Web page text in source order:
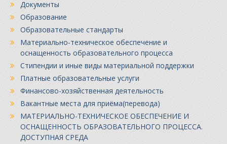
Документы
Образование
Образовательные стандарты
Материально-техническое обеспечение и
оснащенность образовательного процесса
Стипендии и иные виды материальной поддержки
Платные образовательные услуги
Финансово-хозяйственная деятельность
Вакантные места для приёма(перевода)
МАТЕРИАЛЬНО-ТЕХНИЧЕСКОЕ ОБЕСПЕЧЕНИЕ И
ОСНАЩЕННОСТЬ ОБРАЗОВАТЕЛЬНОГО ПРОЦЕССА.
ДОСТУПНАЯ СРЕДА